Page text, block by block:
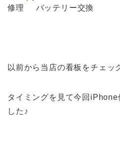
修理 バッテリー交換
以前から当店の看板をチェッ
タイミングを見て今回iPhone
した♪